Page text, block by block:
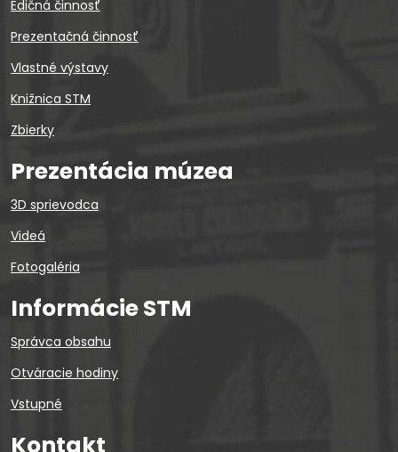
Edičná činnosť
Prezentačná činnosť
Vlastné výstavy
Knižnica STM
Zbierky
Prezentácia múzea
3D sprievodca
Videá
Fotogaléria
Informácie STM
Správca obsahu
Otváracie hodiny
Vstupné
Kontakt